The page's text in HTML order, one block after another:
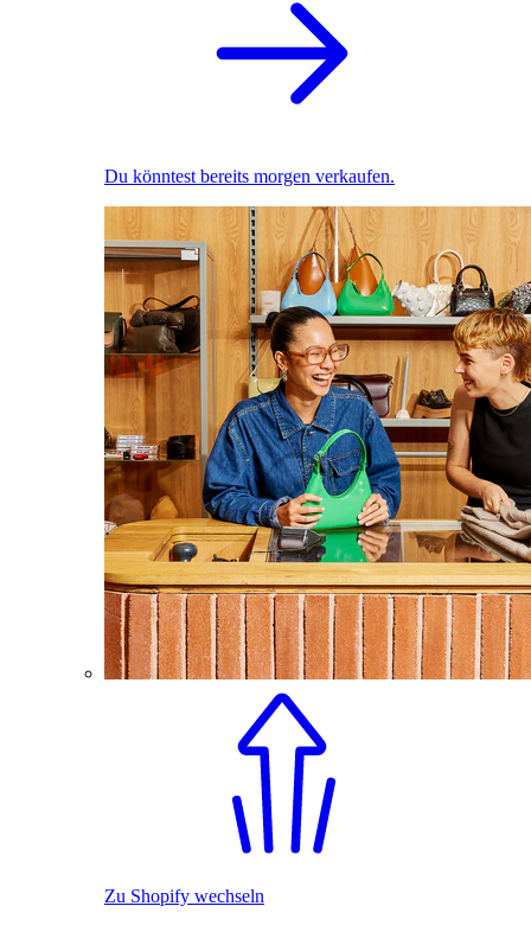
Du könntest bereits morgen verkaufen.
Zu Shopify wechseln